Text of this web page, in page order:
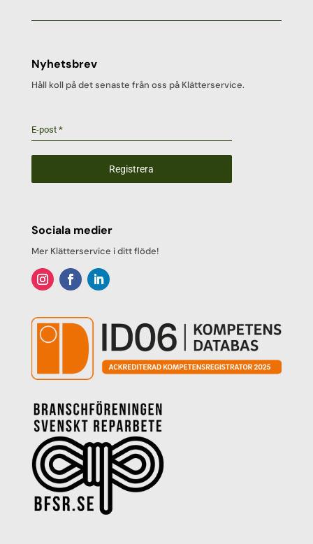
Nyhetsbrev
Håll koll på det senaste från oss på Klätterservice.
E-post *
Registrera
Sociala medier
Mer Klätterservice i ditt flöde!